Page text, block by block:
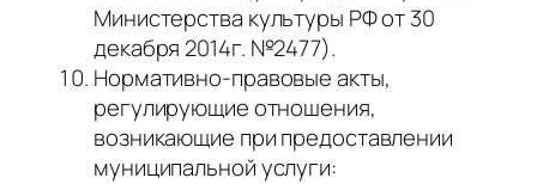
Министерства культуры РФ от 30
декабря 2014г. №2477).
Нормативно-правовые акты,
регулирующие отношения,
возникающие при предоставлении
муниципальной услуги: